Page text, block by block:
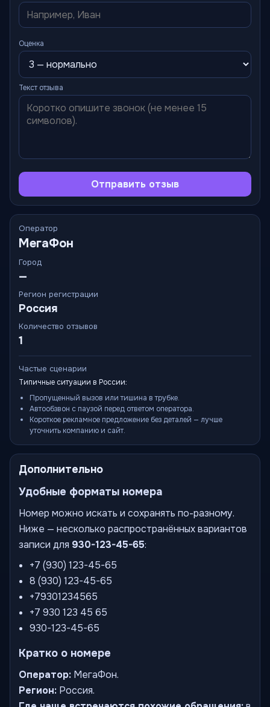
Оценка
Текст отзыва
Отправить отзыв
Оператор
МегаФон
Город
—
Регион регистрации
Россия
Количество отзывов
1
Частые сценарии
Типичные ситуации в России:
Пропущенный вызов или тишина в трубке.
Автообзвон с паузой перед ответом оператора.
Короткое рекламное предложение без деталей — лучше
уточнить компанию и сайт.
Дополнительно
Удобные форматы номера
Номер можно искать и сохранять по-разному.
Ниже — несколько распространённых вариантов
записи для 930-123-45-65:
+7 (930) 123-45-65
8 (930) 123-45-65
+79301234565
+7 930 123 45 65
930-123-45-65
Кратко о номере
Оператор: МегаФон.
Регион: Россия.